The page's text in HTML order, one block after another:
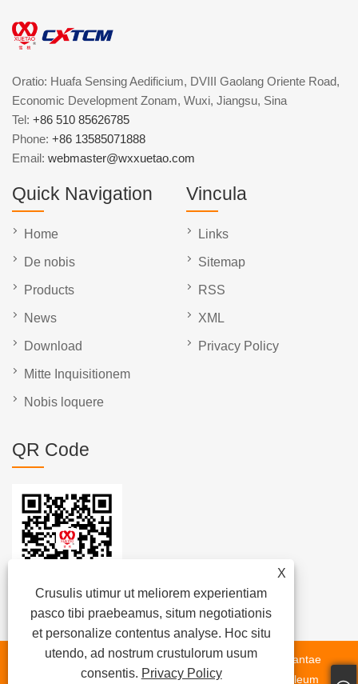
X
Crusulis utimur ut meliorem experientiam
pasco tibi praebeamus, situm negotiationis
et personalize contentus analyse. Hoc situ
utendo, ad nostrum crustulorum usum
consentis. Privacy Policy
Oratio: Huafa Sensing Aedificium, DVIII Gaolang Oriente Road,
Economic Development Zonam, Wuxi, Jiangsu, Sina
Tel: +86 510 85626785
Phone: +86 13585071888
Email: webmaster@wxxuetao.com
Quick Navigation
Home
De nobis
Products
News
Download
Mitte Inquisitionem
Nobis loquere
Vincula
Links
Sitemap
RSS
XML
Privacy Policy
QR Code
Copyright © MMXXIII Wuxi Xuetuso Group Co., Ltd. - Plantae
Bituminis Plant, Bitumen Repono tristique, scelerisque oleum